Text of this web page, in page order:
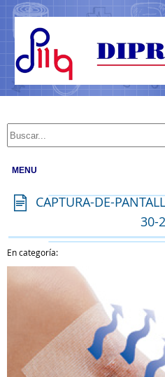
MENU
CAPTURA-DE-
30-
En categoría: